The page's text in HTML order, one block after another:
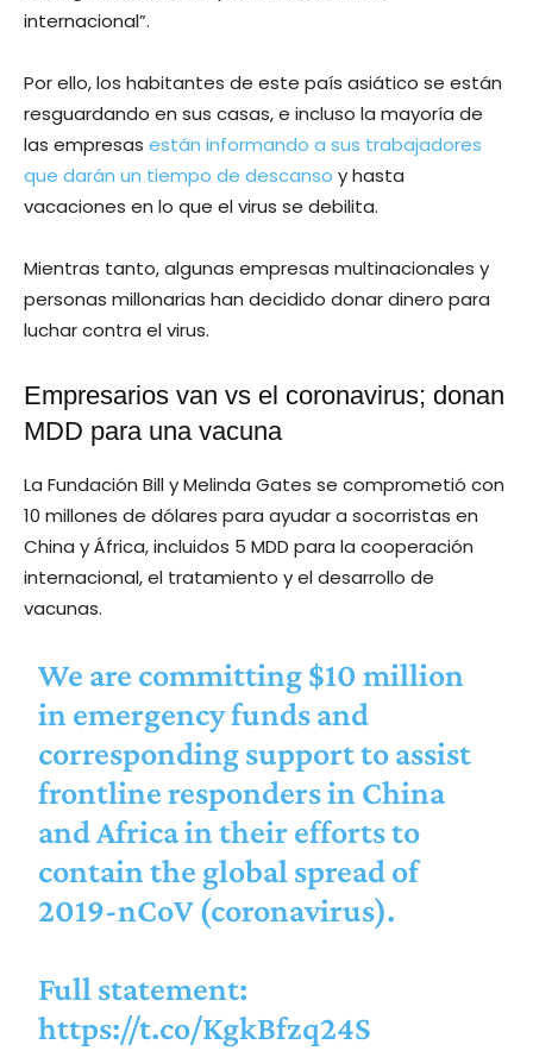
internacional”.
Por ello, los habitantes de este país asiático se están
resguardando en sus casas, e incluso la mayoría de
las empresas están informando a sus trabajadores
que darán un tiempo de descanso y hasta
vacaciones en lo que el virus se debilita.
Mientras tanto, algunas empresas multinacionales y
personas millonarias han decidido donar dinero para
luchar contra el virus.
Empresarios van vs el coronavirus; donan
MDD para una vacuna
La Fundación Bill y Melinda Gates se comprometió con
10 millones de dólares para ayudar a socorristas en
China y África, incluidos 5 MDD para la cooperación
internacional, el tratamiento y el desarrollo de
vacunas.
We are committing $10 million
in emergency funds and
corresponding support to assist
frontline responders in China
and Africa in their efforts to
contain the global spread of
2019-nCoV (coronavirus).
Full statement:
https://t.co/KgkBfzq24S